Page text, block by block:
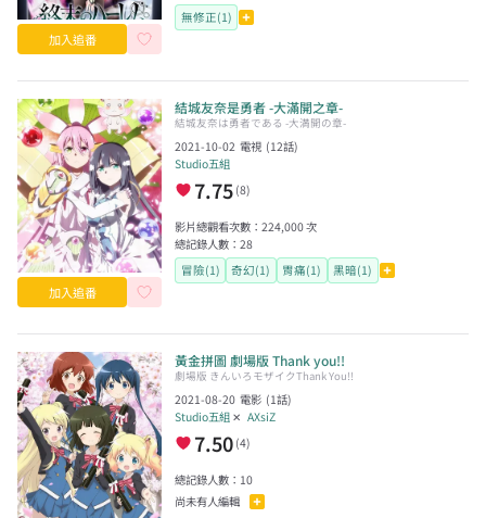
加入追番
無修正(1)
加入追番
結城友奈是勇者 -大滿開之章-
結城友奈は勇者である -大満開の章-
2021-10-02 電視 (12話)
Studio五組
7.75 (8)
影片總觀看次數：224,000次
總記錄人數：28
冒險(1)
奇幻(1) 胃痛(1) 黑暗(1)
黃金拼圖 劇場版 Thank you!!
劇場版 きんいろモザイクThank You!!
2021-08-20 電影 (1話)
Studio五組 ✕ AXsiZ
7.50 (4)
總記錄人數： 10
尚未有人編輯